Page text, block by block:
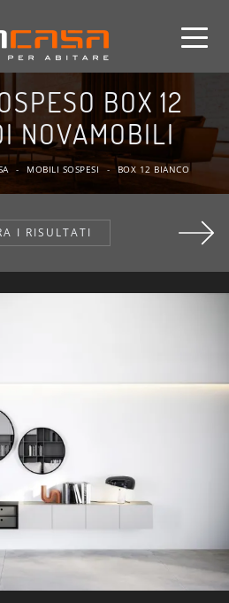
BOX 12
NOVAMOBILI
- MOBILI SOSPESI - BOX 12 BIANCO
I RISULTATI